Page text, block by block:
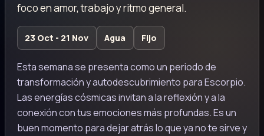
foco en amor, trabajo y ritmo general.
23 Oct - 21 Nov Agua Fijo
Esta semana se presenta como un periodo de
transformación y autodescubrimiento para Escorpio.
Las energías cósmicas invitan a la reflexión y a la
conexión con tus emociones más profundas. Es un
buen momento para dejar atrás lo que ya no te sirve y